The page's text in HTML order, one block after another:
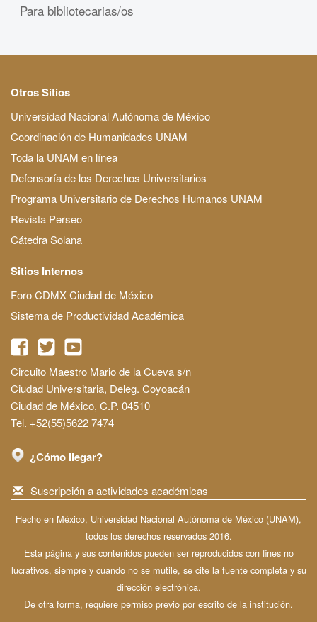
Para bibliotecarias/os
Otros Sitios
Universidad Nacional Autónoma de México
Coordinación de Humanidades UNAM
Toda la UNAM en línea
Defensoría de los Derechos Universitarios
Programa Universitario de Derechos Humanos UNAM
Revista Perseo
Cátedra Solana
Sitios Internos
Foro CDMX Ciudad de México
Sistema de Productividad Académica
Circuito Maestro Mario de la Cueva s/n
Ciudad Universitaria, Deleg. Coyoacán
Ciudad de México, C.P. 04510
Tel. +52(55)5622 7474
¿Cómo llegar?
Suscripción a actividades académicas
Hecho en México, Universidad Nacional Autónoma de México (UNAM),
todos los derechos reservados 2016.
Esta página y sus contenidos pueden ser reproducidos con fines no
lucrativos, siempre y cuando no se mutile, se cite la fuente completa y su
dirección electrónica.
De otra forma, requiere permiso previo por escrito de la institución.